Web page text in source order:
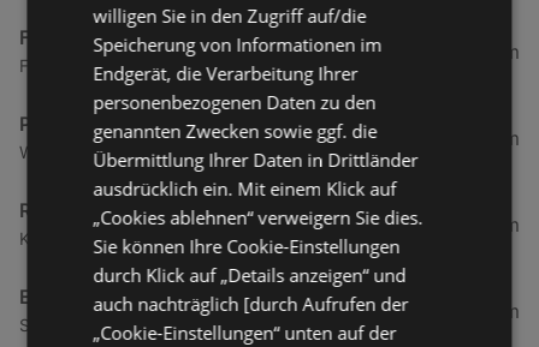
Frischemarkt Borkum Inselmaerkte
Franz-Habich-Straße 6, 26757 Borkum
0,22 km
Preiskauf Inselmaerkte Pollmann e.K
Wilhelm-Feldhoff-Straße 10, 26757 Borkum
1,29 km
Rewe Barbera oHG
Kleinbahnstraße 24, 47906 Kempen
29,75 km
Edeka Bernotti
St. Annen 24, 31655 Stadthagen
32,3 km
willigen Sie in den Zugriff auf/die
Speicherung von Informationen im
Endgerät, die Verarbeitung Ihrer
personenbezogenen Daten zu den
genannten Zwecken sowie ggf. die
Übermittlung Ihrer Daten in Drittländer
ausdrücklich ein. Mit einem Klick auf
„Cookies ablehnen“ verweigern Sie dies.
Sie können Ihre Cookie-Einstellungen
durch Klick auf „Details anzeigen“ und
auch nachträglich [durch Aufrufen der
„Cookie-Einstellungen“ unten auf der